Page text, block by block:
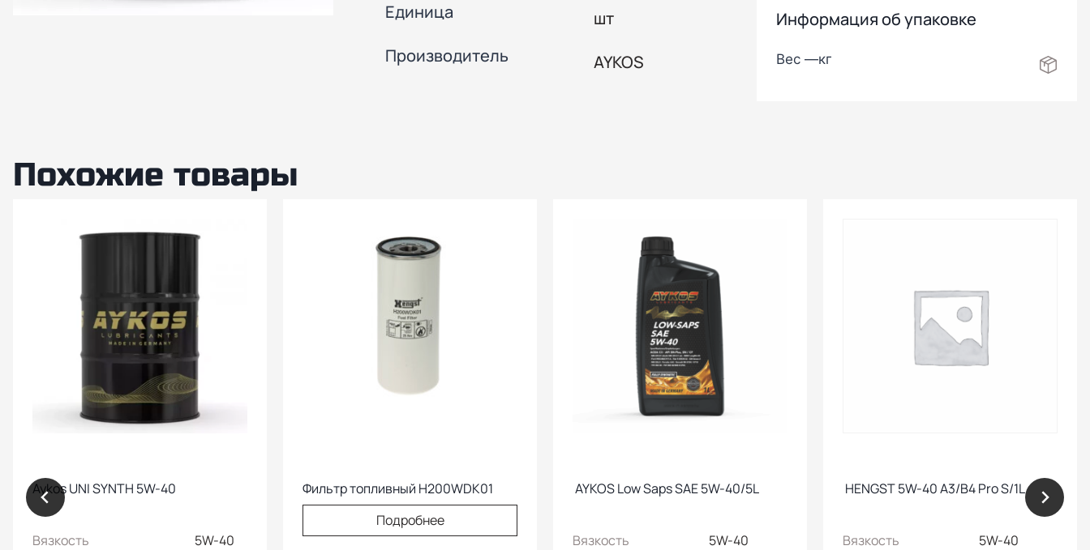
Единица
шт
Производитель
AYKOS
Информация об упаковке
Вес —кг
Похожие товары
Aykos UNI SYNTH 5W-40
Вязкость
5W-40
Фильтр топливный H200WDK01
Подробнее
AYKOS Low Saps SAE 5W-40/5L
Вязкость 5W-40
HENGST 5W-40 A3/B4 Pro S/1L
Вязкость 5W-40